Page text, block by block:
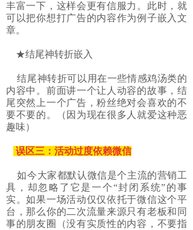
丰富一下，这样会更有信服力。此时，就
可以把你想打广告的内容作为例子嵌入文
章。
★结尾神转折嵌入
结尾神转折可以用在一些情感鸡汤类的
内容中。前面讲一个让人动容的故事，结
尾突然上一个广告，粉丝绝对会喜欢的不
要不要的。（因为现在很多人就爱这种恶
趣味）
误区三：活动过度依赖微信
如今大家都默认微信是个主流的营销工
具，却忽略了它是一个“封闭系统”的事
实。如果一场活动仅仅依托于微信这个平
台，那么你的二次流量来源只有老板和同
事的朋友圈（没有实质性的内容，不要指